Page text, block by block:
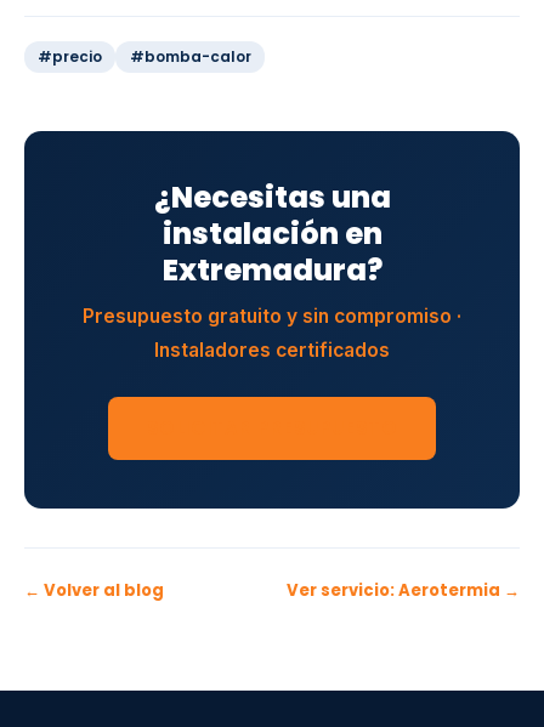
#precio #bomba-calor
¿Necesitas una
instalación en
Extremadura?
Presupuesto gratuito y sin compromiso ·
Instaladores certificados
← Volver al blog Ver servicio: Aerotermia →